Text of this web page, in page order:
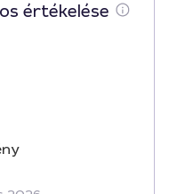
értékelése